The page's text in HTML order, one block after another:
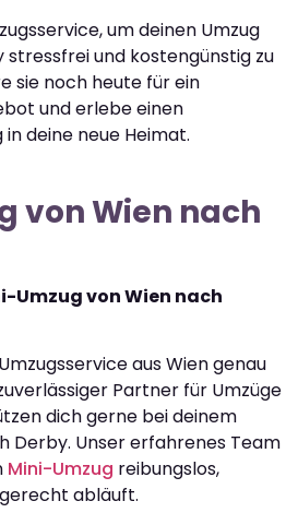
um deinen Umzug
stressfrei und kostengünstig zu
sie noch heute für ein
und erlebe einen
deine neue Heimat.
von Wien nach
Umzug von Wien nach
aus Wien genau
Partner für Umzüge
dich gerne bei deinem
Derby. Unser erfahrenes Team
Mini-Umzug reibungslos,
abläuft.